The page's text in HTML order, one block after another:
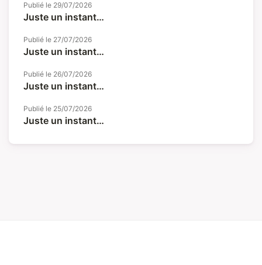
Publié le 29/07/2026
Juste un instant…
Publié le 27/07/2026
Juste un instant…
Publié le 26/07/2026
Juste un instant…
Publié le 25/07/2026
Juste un instant…